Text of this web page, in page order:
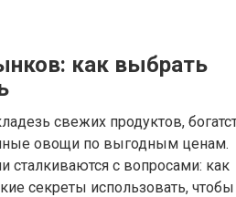
как выбрать
свежих продуктов,
овощи по выгодным ценам.
сталкиваются с вопросами: как
секреты использовать, чтобы